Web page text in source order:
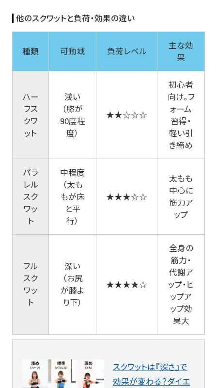
他のスクワットと負荷・効果の違い
種類 可動域 負荷レベル
主な効
果
ハー
フス
クワ
ット
浅い
（膝が
90度程
度）
★★☆☆☆
初心者
向け。フ
ォーム
習得・
軽い引
き締め
パラ
レル
スク
ワッ
ト
中程度
（太も
もが床
と平
行）
★★★☆☆
太もも
中心に
筋力ア
ップ
フル
スク
ワッ
ト
深い
（お尻
が膝よ
り下）
★★★★☆
全身の
筋力・
代謝ア
ップ・ヒ
ップア
ップ効
果大
スクワットは『深さ』で
効果が変わる？ダイエ